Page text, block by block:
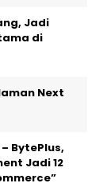
Jadi
di
Next
BytePlus,
Jadi 12